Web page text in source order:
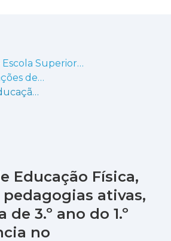
ESELx - Escola Superior de Educação de Lisboa
ESELx - Dissertações de Mestrado
Programa de Educação Física, assente em pedagogias ativas, numa turma de 3.º ano do 1.º CEB: influência no desenvolvimento do pensamento divergente e na motivação para as aulas de Educação Física
Educação Física,
ativas,
3.º ano do 1.º
no